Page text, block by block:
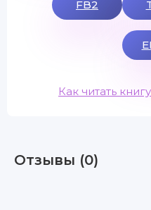
FB2
Как читать
Отзывы (0)